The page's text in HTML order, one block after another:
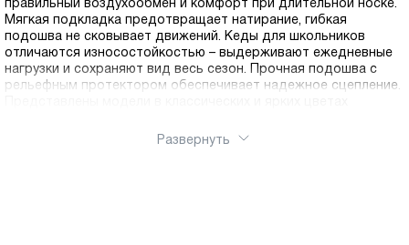
правильный воздухообмен и комфорт при длительной носке.
Мягкая подкладка предотвращает натирание, гибкая
подошва не сковывает движений. Кеды для школьников
отличаются износостойкостью – выдерживают ежедневные
нагрузки и сохраняют вид весь сезон. Прочная подошва с
рельефным протектором обеспечивает надежное сцепление.
Развернуть